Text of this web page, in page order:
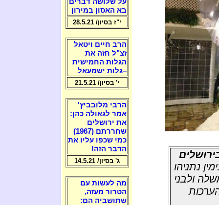
נתניהו
ולבני
בא האסון במירון
י"ז בסיון/ 28.5.21
הרב חיים ויטאל
זצ"ל חזה את
הגלות החמישית
–גלות ישמעאל
י' בסיון/ 21.5.21
הרבי מלובביץ'
אמר לגאולה כהן:
את ירושלים
שחררתם (1967)
כמי שכפו עליו את
הדבר הזה!
ג' בסיון/ 14.5.21
מה לעשות עם
הטרור מעזה,
שתושביה הם: